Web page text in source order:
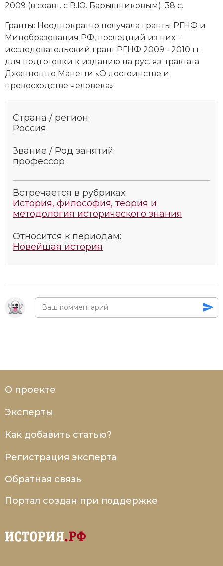
2009 (в соавт. с В.Ю. Барышниковым). 38 с.
Гранты: Неоднократно получала гранты РГНФ и
Минобразования РФ, последний из них -
исследовательский грант РГНФ 2009 - 2010 гг.
для подготовки к изданию на рус. яз. трактата
Джанноццо Манетти «О достоинстве и
превосходстве человека».
Страна / регион:
Россия
Звание / Род занятий:
профессор
Встречается в рубриках:
История, философия, теория и
методология исторического знания
Относится к периодам:
Новейшая история
О проекте
Эксперты
Как добавить статью?
Регистрация эксперта
Обратная связь
Портал создан при поддержке